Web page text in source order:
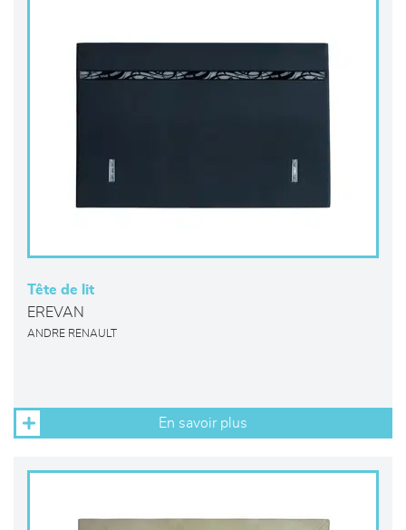
Tête de lit
EREVAN
ANDRE RENAULT
En savoir plus